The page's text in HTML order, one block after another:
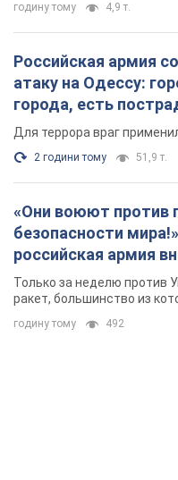
годину тому 4,9 т.
Российская армия
атаку на Одессу:
города, есть
Для террора враг
2 години тому 51,9 т.
«Они воюют против
безопасности
российская армия
Одессе
Только за неделю против
ракет, большинство из
годину тому 492